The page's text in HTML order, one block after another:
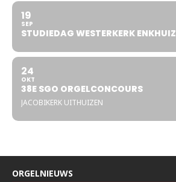
19
SEP
STUDIEDAG WESTERKERK
24
OKT
38E SGO ORGELCONCOURS
JACOBIKERK UITHUIZEN
ORGELNIEUWS